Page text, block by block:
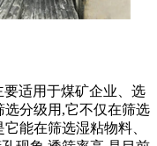
要适用于煤矿企业、选
分级用,它不仅在筛选
能在筛选湿粘物料、